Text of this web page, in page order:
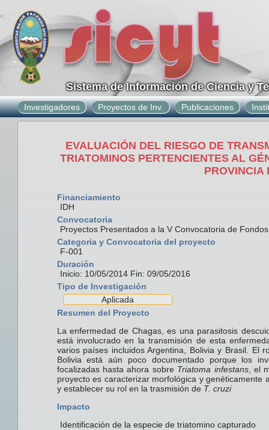
Sistema de Información de Ciencia y
Investigadores Proyectos de Inv. Publicaciones
EVALUACIÓN DEL RIESGO DE
TRIATOMINOS PERTENCIENTES AL
PROVINCIA
Financiamiento
IDH
Convocatoria
Proyectos Presentados a la V Convocatoria de
Categoria y Convocatoria del proyecto
F-001
Duración
Inicio: 10/05/2014 Fin: 09/05/2016
Tipo de Investigación
Aplicada
Resumen del Proyecto
La enfermedad de Chagas, es una parasitosis
está involucrado en la transmisión de esta
varios países incluidos Argentina, Bolivia y Brasil. El
Bolivia está aún poco documentado porque los
focalizadas hasta ahora sobre Triatoma infestans, el
proyecto es caracterizar morfológica y genéticamente
y establecer su rol en la trasmisión de T. cruzi
Impacto
Identificación de la especie de triatomino capturado